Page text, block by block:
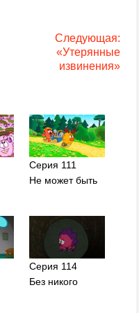
Следующая:
«Утерянные
извинения»
Серия 111
Не может быть
Серия 114
Без никого